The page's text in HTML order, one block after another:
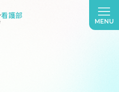
看護部
MENU